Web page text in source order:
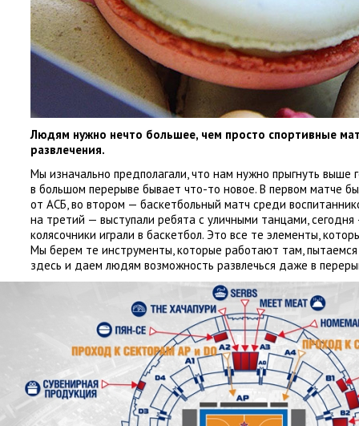
Людям нужно нечто большее, чем просто спортивные
развлечения.
Мы изначально предполагали, что нам нужно прыгнуть выше
в большом перерыве бывает что-то новое. В первом матче
от АСБ, во втором — баскетбольный матч среди
на третий — выступали ребята с уличными танцами,
колясочники играли в баскетбол. Это все те элементы,
Мы берем те инструменты, которые работают там,
здесь и даем людям возможность развлечься даже в